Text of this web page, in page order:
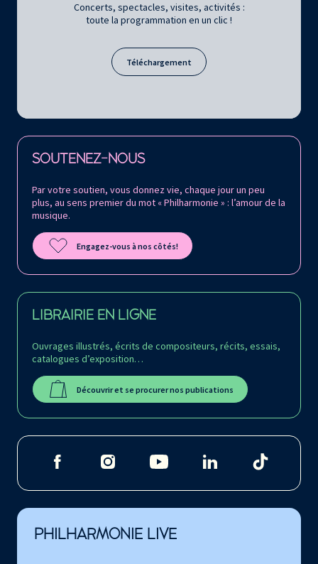
Concerts, spectacles, visites, activités :
toute la programmation en un clic !
Téléchargement
SOUTENEZ-NOUS
Par votre soutien, vous donnez vie, chaque jour un peu
plus, au sens premier du mot « Philharmonie » : l’amour de la
musique.
Engagez-vous à nos côtés!
LIBRAIRIE EN LIGNE
Ouvrages illustrés, écrits de compositeurs, récits, essais,
catalogues d’exposition…
Découvrir et se procurer nos publications
Retrouvez la Philharmonie de Paris sur
PHILHARMONIE LIVE